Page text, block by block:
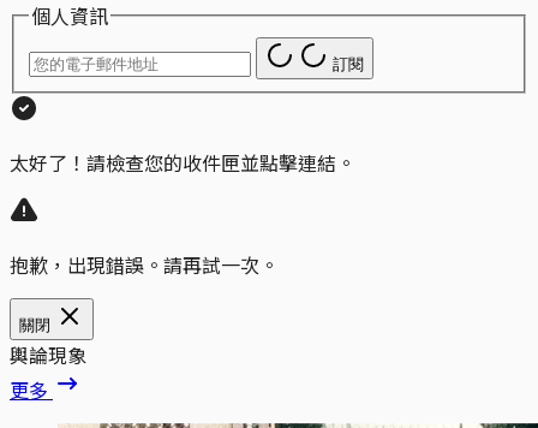
個人資訊
訂閱
太好了！請檢查您的收件匣並點擊連結。
抱歉，出現錯誤。請再試一次。
關閉
輿論現象
更多